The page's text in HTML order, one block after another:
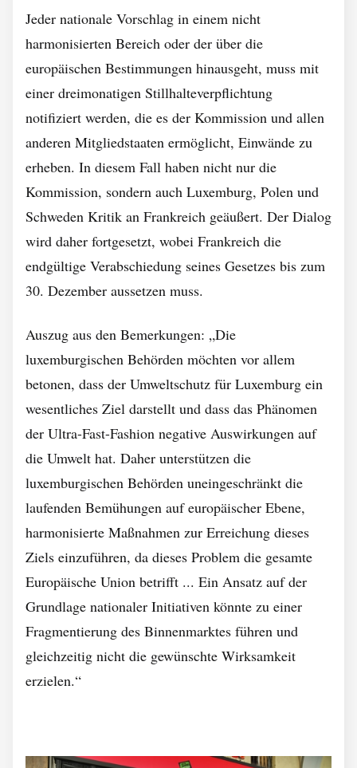
Jeder nationale Vorschlag in einem nicht
harmonisierten Bereich oder der über die
europäischen Bestimmungen hinausgeht, muss mit
einer dreimonatigen Stillhalteverpflichtung
notifiziert werden, die es der Kommission und allen
anderen Mitgliedstaaten ermöglicht, Einwände zu
erheben. In diesem Fall haben nicht nur die
Kommission, sondern auch Luxemburg, Polen und
Schweden Kritik an Frankreich geäußert. Der Dialog
wird daher fortgesetzt, wobei Frankreich die
endgültige Verabschiedung seines Gesetzes bis zum
30. Dezember aussetzen muss.
Auszug aus den Bemerkungen: „Die
luxemburgischen Behörden möchten vor allem
betonen, dass der Umweltschutz für Luxemburg ein
wesentliches Ziel darstellt und dass das Phänomen
der Ultra-Fast-Fashion negative Auswirkungen auf
die Umwelt hat. Daher unterstützen die
luxemburgischen Behörden uneingeschränkt die
laufenden Bemühungen auf europäischer Ebene,
harmonisierte Maßnahmen zur Erreichung dieses
Ziels einzuführen, da dieses Problem die gesamte
Europäische Union betrifft ... Ein Ansatz auf der
Grundlage nationaler Initiativen könnte zu einer
Fragmentierung des Binnenmarktes führen und
gleichzeitig nicht die gewünschte Wirksamkeit
erzielen.“